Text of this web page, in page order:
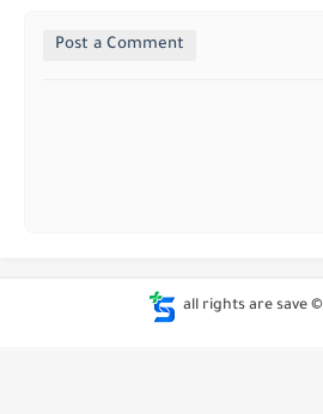
Post a Comment
all rights are save ©